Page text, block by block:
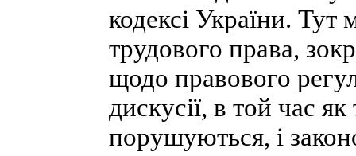
кодексі України. Тут
трудового права,
щодо правового
дискусії, в той час
порушуються, і